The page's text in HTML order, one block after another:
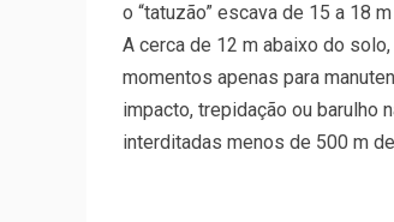
o “tatuzão” escava de 15 a 18
A cerca de 12 m abaixo do
momentos apenas para
impacto, trepidação ou barulho
interditadas menos de 500 m